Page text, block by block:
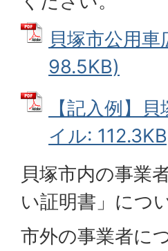
貝塚市公用
98.5KB)
【記入例】
イル:
貝塚市内の事業
い証明書」につ
市外の事業者に